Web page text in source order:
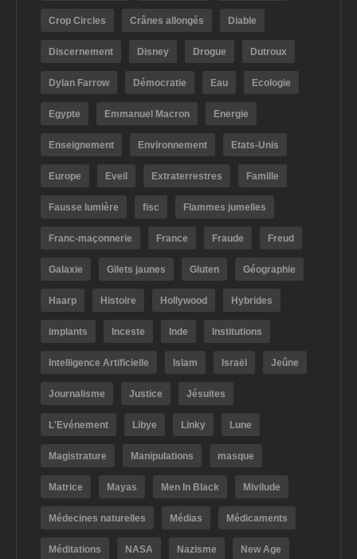
Crop Circles Crânes allongés Diable
Discernement Disney Drogue Dutroux
Dylan Farrow Démocratie Eau Ecologie
Egypte Emmanuel Macron Energie
Enseignement Environnement Etats-Unis
Europe Eveil Extraterrestres Famille
Fausse lumière fisc Flammes jumelles
Franc-maçonnerie France Fraude Freud
Galaxie Gilets jaunes Gluten Géographie
Haarp Histoire Hollywood Hybrides
implants Inceste Inde Institutions
Intelligence Artificielle Islam Israël Jeûne
Journalisme Justice Jésuites
L'Evénement Libye Linky Lune
Magistrature Manipulations masque
Matrice Mayas Men In Black Mivilude
Médecines naturelles Médias Médicaments
Méditations NASA Nazisme New Age